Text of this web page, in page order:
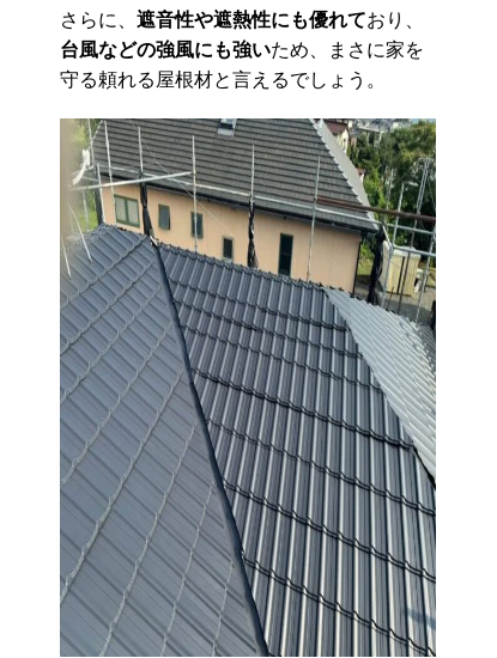
さらに、 遮音性や遮熱性にも優れており、
台風などの強風にも強いため、まさに家を
守る頼れる屋根材と言えるでしょう。